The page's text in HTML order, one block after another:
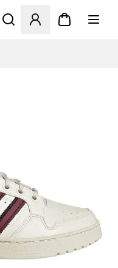
Åbner en Modal til at